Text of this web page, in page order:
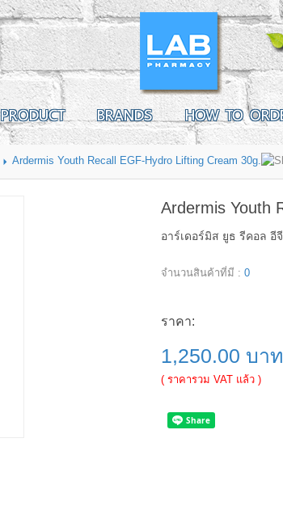
PRODUCT BRANDS HOW TO
Ardermis Youth Recall EGF-Hydro Lifting Cream 30g.
Ardermis Youth
อาร์เดอร์มิส ยูธ รีคอล อี
จำนวนสินค้าที่มี : 0
ราคา:
1,250.00 บาท
( ราคารวม VAT แล้ว )